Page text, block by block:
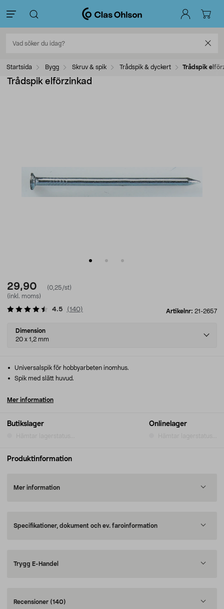
Startsida Bygg Skruv & spik Trådspik & dyckert Trådspik
Trådspik elförzinkad
29,90
(0,25/st)
(inkl. moms)
Artikelnr: 21-2657
4.5 (140)
Select
variant
Dimension
20 x 1,2 mm
Butikslager Onlinelager
Universalspik för hobbyarbeten inomhus.
Spik med slätt huvud.
Mer information
Produktinformation
Mer information
Specifikationer, dokument och ev. faroinformation
Trygg E-Handel
Recensioner (140)